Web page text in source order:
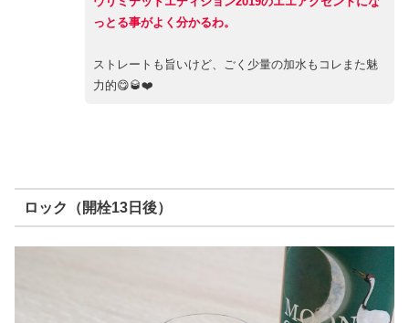
っとる事がよく分かるわ。
ストレートも旨いけど、ごく少量の加水もコレまた魅
力的😋🥃❤️
ロック（開栓13日後）